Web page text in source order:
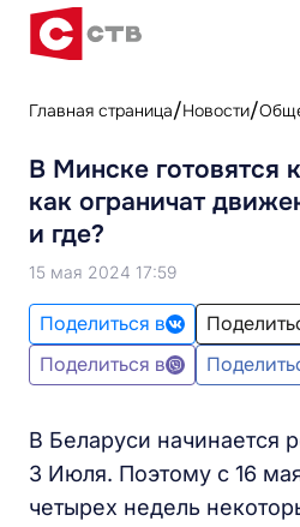
Главная страница Новости
В Минске готовятся
как ограничат
и где?
15 мая 2024 17:59
Поделиться в
Поделиться в
В Беларуси начинается
3 Июля. Поэтому с 16
четырех недель